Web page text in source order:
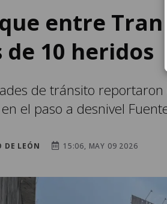
entre
de 10 heridos
de tránsito
el paso a desnivel
DE LEÓN 15:06, MAY 09 2026